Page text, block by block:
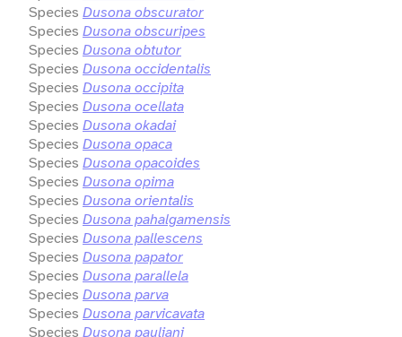
Species Dusona obscurator
Species Dusona obscuripes
Species Dusona obtutor
Species Dusona occidentalis
Species Dusona occipita
Species Dusona ocellata
Species Dusona okadai
Species Dusona opaca
Species Dusona opacoides
Species Dusona opima
Species Dusona orientalis
Species Dusona pahalgamensis
Species Dusona pallescens
Species Dusona papator
Species Dusona parallela
Species Dusona parva
Species Dusona parvicavata
Species Dusona pauliani